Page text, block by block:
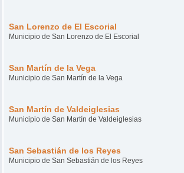
San Lorenzo de El Escorial
Municipio de San Lorenzo de El Escorial
San Martín de la Vega
Municipio de San Martín de la Vega
San Martín de Valdeiglesias
Municipio de San Martín de Valdeiglesias
San Sebastián de los Reyes
Municipio de San Sebastián de los Reyes